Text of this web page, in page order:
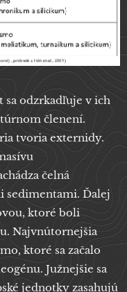
odzrkadľuje v ich
členení.
tvoria externidy.
čelná
sedimentami. Ďalej
ktoré boli
Najvnútornejšia
ktoré sa začalo
Južnejšie sa
jednotky zasahujú